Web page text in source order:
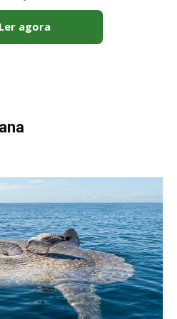
na superfície oceânica para
ectoparasitas